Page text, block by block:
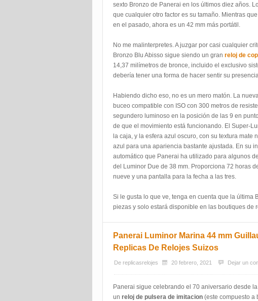
sexto Bronzo de Panerai en los últimos diez años.
que cualquier otro factor es su tamaño. Mientras
en el pasado, ahora es un 42 mm más portátil.
No me malinterpretes. A juzgar por casi cualquier
Bronzo Blu Abisso sigue siendo un gran reloj de
14,37 milímetros de bronce, incluido el exclusivo
debería tener una forma de hacer sentir su presencia.
Habiendo dicho eso, no es un mero matón. La
buceo compatible con ISO con 300 metros de
segundero luminoso en la posición de las 9 en
de que el movimiento está funcionando. El Super-
la caja, y la esfera azul oscuro, con su textura mate
azul para una apariencia bastante ajustada. En su
automático que Panerai ha utilizado para algunos
del Luminor Due de 38 mm. Proporciona 72 horas
nueve y una pantalla para la fecha a las tres.
Si le gusta lo que ve, tenga en cuenta que la última
piezas y solo estará disponible en las boutiques de
Panerai Luminor Marina 44 mm
Replicas De Relojes Suizos
De replicasrelojes 20 febrero, 2021 Dejar un
Panerai sigue celebrando el 70 aniversario desde
un reloj de pulsera de imitacion (este compuesto a